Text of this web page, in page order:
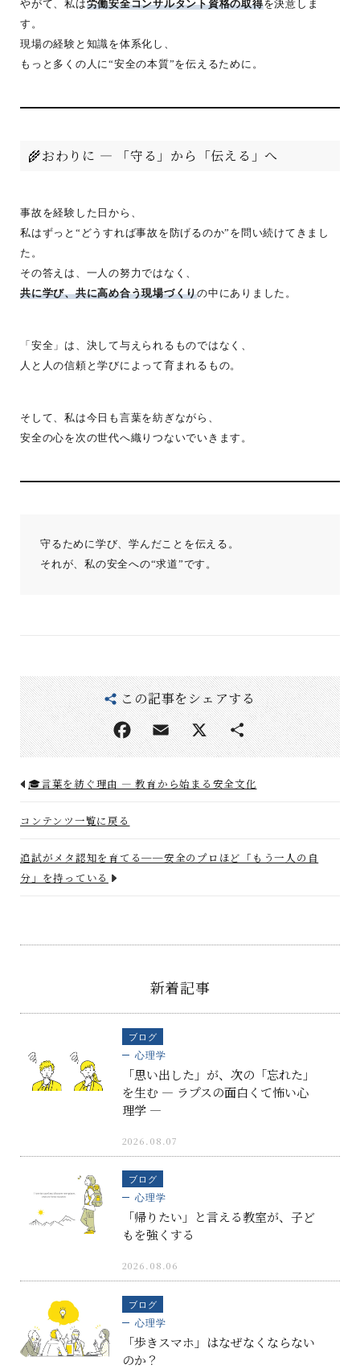
やがて、私は労働安全コンサルタント資格の取得を決意しま
す。
現場の経験と知識を体系化し、
もっと多くの人に“安全の本質”を伝えるために。
🌾おわりに ― 「守る」から「伝える」へ
事故を経験した日から、
私はずっと“どうすれば事故を防げるのか”を問い続けてきまし
た。
その答えは、一人の努力ではなく、
共に学び、共に高め合う現場づくりの中にありました。
「安全」は、決して与えられるものではなく、
人と人の信頼と学びによって育まれるもの。
そして、私は今日も言葉を紡ぎながら、
安全の心を次の世代へ織りつないでいきます。
守るために学び、学んだことを伝える。
それが、私の安全への“求道”です。
この記事をシェアする
🎓言葉を紡ぐ理由 ― 教育から始まる安全文化
コンテンツ一覧に戻る
追試がメタ認知を育てる──安全のプロほど「もう一人の自
分」を持っている
新着記事
ブログ
心理学
「思い出した」が、次の「忘れた」
を生む ― ラプスの面白くて怖い心
理学 ―
2026.08.07
ブログ
心理学
「帰りたい」と言える教室が、子ど
もを強くする
2026.08.06
ブログ
心理学
「歩きスマホ」はなぜなくならない
のか？